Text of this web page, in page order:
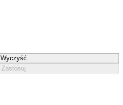
Wyczyść
Zastosuj